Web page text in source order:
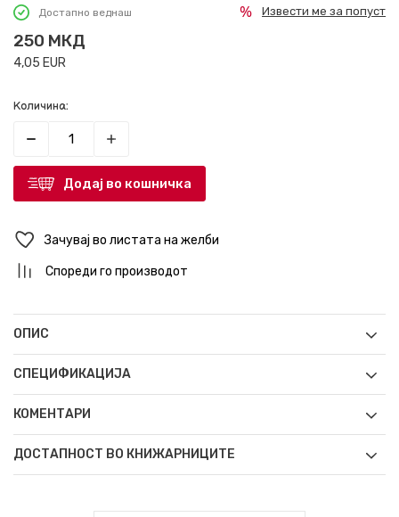
Достапно веднаш
250 МКД
4,05 EUR
Извести ме за попуст
Количина:
Додај во кошничка
Зачувај во листата на желби
Спореди го производот
ОПИС
СПЕЦИФИКАЦИЈА
КОМЕНТАРИ
ДОСТАПНОСТ ВО КНИЖАРНИЦИТЕ